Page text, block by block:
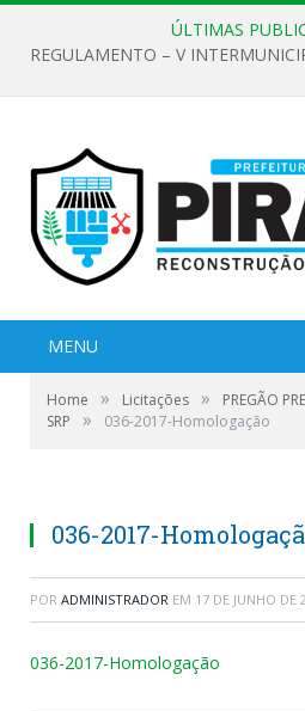
ÚLTIMAS
MENU
Home » Licitações »
PREGÃO
SRP
» 036-2017-Homologação
036-2017-
POR ADMINISTRADOR EM 17 DE JUNHO DE
036-2017-Homologação